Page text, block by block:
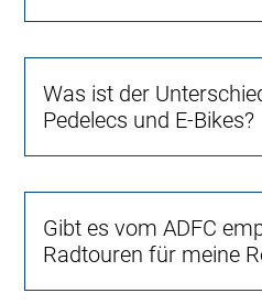
Was ist der
Pedelecs und E-Bikes?
Gibt es vom ADFC
Radtouren für meine